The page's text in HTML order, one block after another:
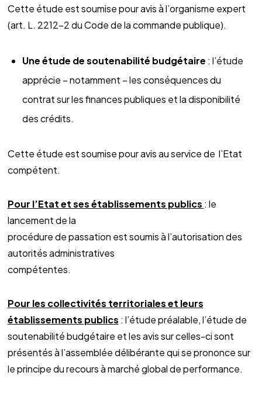
Cette étude est soumise pour avis à l’organisme expert
(art. L. 2212-2 du Code de la commande publique).
Une étude de soutenabilité budgétaire : l’étude
apprécie – notamment – les conséquences du
contrat sur les finances publiques et la disponibilité
des crédits.
Cette étude est soumise pour avis au service de l’Etat
compétent.
Pour l’Etat et ses établissements publics : le
lancement de la
procédure de passation est soumis à l’autorisation des
autorités administratives
compétentes.
Pour les collectivités territoriales et leurs
établissements publics : l’étude préalable, l’étude de
soutenabilité budgétaire et les avis sur celles-ci sont
présentés à l’assemblée délibérante qui se prononce sur
le principe du recours à marché global de performance.